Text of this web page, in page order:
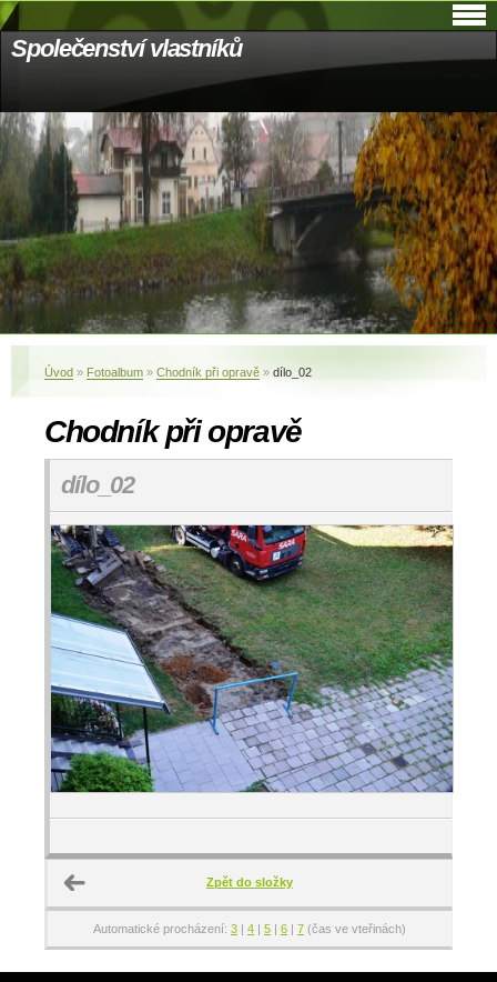
Společenství vlastníků
Úvod » Fotoalbum » Chodník při opravě » dílo_02
Chodník při opravě
dílo_02
Zpět do složky
Automatické procházení: 3 | 4 | 5 | 6 | 7 (čas ve vteřinách)